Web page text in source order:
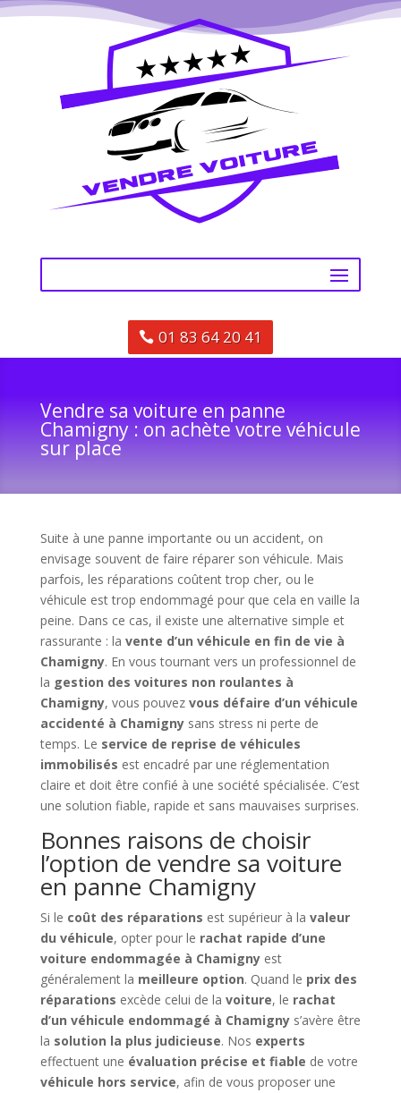
01 83 64 20 41
Vendre sa voiture en panne
Chamigny : on achète votre véhicule
sur place
Suite à une panne importante ou un accident, on
envisage souvent de faire réparer son véhicule. Mais
parfois, les réparations coûtent trop cher, ou le
véhicule est trop endommagé pour que cela en vaille la
peine. Dans ce cas, il existe une alternative simple et
rassurante : la vente d’un véhicule en fin de vie à
Chamigny. En vous tournant vers un professionnel de
la gestion des voitures non roulantes à
Chamigny, vous pouvez vous défaire d’un véhicule
accidenté à Chamignysans stress ni perte de
temps. Le service de reprise de véhicules
immobilisés est encadré par une réglementation
claire et doit être confié à une société spécialisée. C’est
une solution fiable, rapide et sans mauvaises surprises.
Bonnes raisons de choisir
l’option de vendre sa voiture
en panne Chamigny
Si le coût des réparations est supérieur à la valeur
du véhicule, opter pour le rachat rapide d’une
voiture endommagée à Chamignyest
généralement la meilleure option. Quand le prix des
réparations excède celui de la voiture, le rachat
d’un véhicule endommagé à Chamignys’avère être
la solution la plus judicieuse. Nos experts
effectuent une évaluation précise et fiable de votre
véhicule hors service, afin de vous proposer une